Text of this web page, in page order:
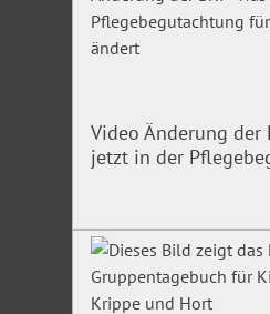
digitalen Zugriff auf die
orts- und zeitunabhängig
Video Änderung der
jetzt in der